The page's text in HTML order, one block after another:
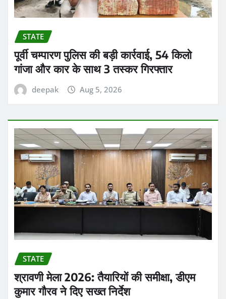
STATE
पूर्वी चम्पारण पुलिस की बड़ी कार्रवाई, 54 किलो
गांजा और कार के साथ 3 तस्कर गिरफ्तार
deepak Aug 5, 2026
STATE
श्रावणी मेला 2026: तैयारियों की समीक्षा, डीएम
कुमार गौरव ने दिए सख्त निर्देश